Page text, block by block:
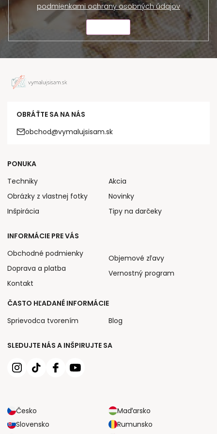
podmienkami ochrany osobných údajov
OBRÁŤTE SA NA NÁS
obchod@vymalujsisam.sk
SLEDUJTE NÁS A INŠPIRUJTE SA
Česko
Maďarsko
Slovensko
Rumunsko
PONUKA
Techniky
Obrázky z vlastnej fotky
Inšpirácia
Akcia
Novinky
Tipy na darčeky
INFORMÁCIE PRE VÁS
Obchodné podmienky
Doprava a platba
Kontakt
Objemové zľavy
Vernostný program
ČASTO HĽADANÉ INFORMÁCIE
Sprievodca tvorením
Blog